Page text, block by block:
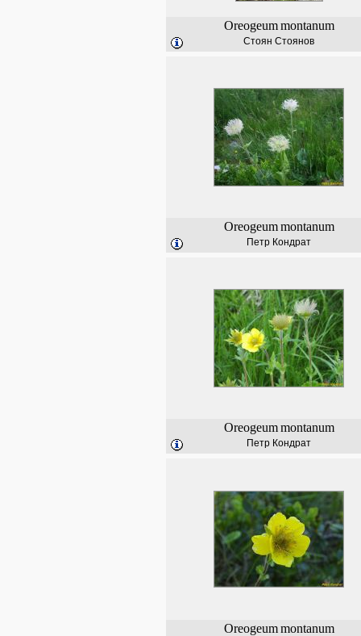
Oreogeum montanum
Стоян Стоянов
Oreogeum montanum
Петр Кондрат
Oreogeum montanum
Петр Кондрат
Oreogeum montanum